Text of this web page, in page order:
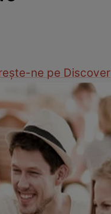
ne pe Discover